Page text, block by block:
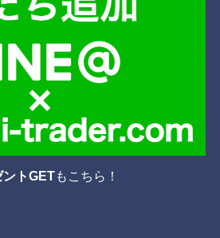
ントGETもこちら！